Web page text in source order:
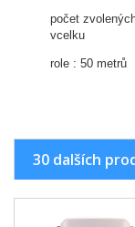
počet
vcelku
role : 50 metrů
30 dalších